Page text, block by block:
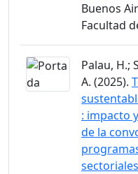
Buenos
Facultad
Palau, H.;
A. (2025).
: impacto
de la